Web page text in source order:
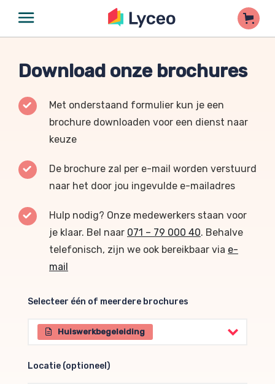
Download onze brochures
Met onderstaand formulier kun je een
brochure downloaden voor een dienst naar
keuze
De brochure zal per e-mail worden verstuurd
naar het door jou ingevulde e-mailadres
Hulp nodig? Onze medewerkers staan voor
je klaar. Bel naar 071 – 79 000 40. Behalve
telefonisch, zijn we ook bereikbaar via e-
mail
Selecteer één of meerdere brochures
Selecteer één of meerdere brochures
Huiswerkbegeleiding
Locatie (optioneel)